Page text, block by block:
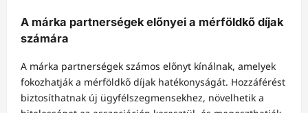
A márka partnerségek előnyei a mérföldkő díjak
számára
A márka partnerségek számos előnyt kínálnak, amelyek
fokozhatják a mérföldkő díjak hatékonyságát. Hozzáférést
biztosíthatnak új ügyfélszegmensekhez, növelhetik a